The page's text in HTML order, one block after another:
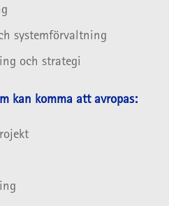
systemförvaltning
och strategi
kan komma att avropas: